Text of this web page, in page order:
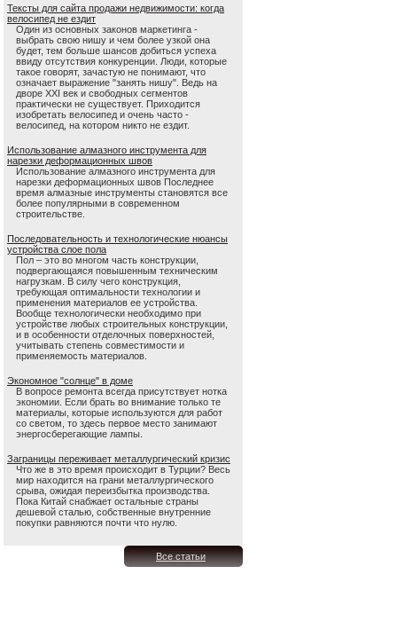
Тексты для сайта продажи недвижимости: когда
велосипед не ездит
Один из основных законов маркетинга -
выбрать свою нишу и чем более узкой она
будет, тем больше шансов добиться успеха
ввиду отсутствия конкуренции. Люди, которые
такое говорят, зачастую не понимают, что
означает выражение "занять нишу". Ведь на
дворе XXI век и свободных сегментов
практически не существует. Приходится
изобретать велосипед и очень часто -
велосипед, на котором никто не ездит.
Использование алмазного инструмента для
нарезки деформационных швов
Использование алмазного инструмента для
нарезки деформационных швов Последнее
время алмазные инструменты становятся все
более популярными в современном
строительстве.
Последовательность и технологические нюансы
устройства слое пола
Пол – это во многом часть конструкции,
подвергающаяся повышенным техническим
нагрузкам. В силу чего конструкция,
требующая оптимальности технологии и
применения материалов ее устройства.
Вообще технологически необходимо при
устройстве любых строительных конструкции,
и в особенности отделочных поверхностей,
учитывать степень совместимости и
применяемость материалов.
Экономное "солнце" в доме
В вопросе ремонта всегда присутствует нотка
экономии. Если брать во внимание только те
материалы, которые используются для работ
со светом, то здесь первое место занимают
энергосберегающие лампы.
Заграницы переживает металлургический кризис
Что же в это время происходит в Турции? Весь
мир находится на грани металлургического
срыва, ожидая переизбытка производства.
Пока Китай снабжает остальные страны
дешевой сталью, собственные внутренние
покупки равняются почти что нулю.
Все статьи